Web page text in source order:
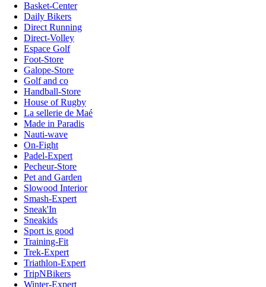
Basket-Center
Daily Bikers
Direct Running
Direct-Volley
Espace Golf
Foot-Store
Galope-Store
Golf and co
Handball-Store
House of Rugby
La sellerie de Maé
Made in Paradis
Nauti-wave
On-Fight
Padel-Expert
Pecheur-Store
Pet and Garden
Slowood Interior
Smash-Expert
Sneak'In
Sneakids
Sport is good
Training-Fit
Trek-Expert
Triathlon-Expert
TripNBikers
Winter-Expert